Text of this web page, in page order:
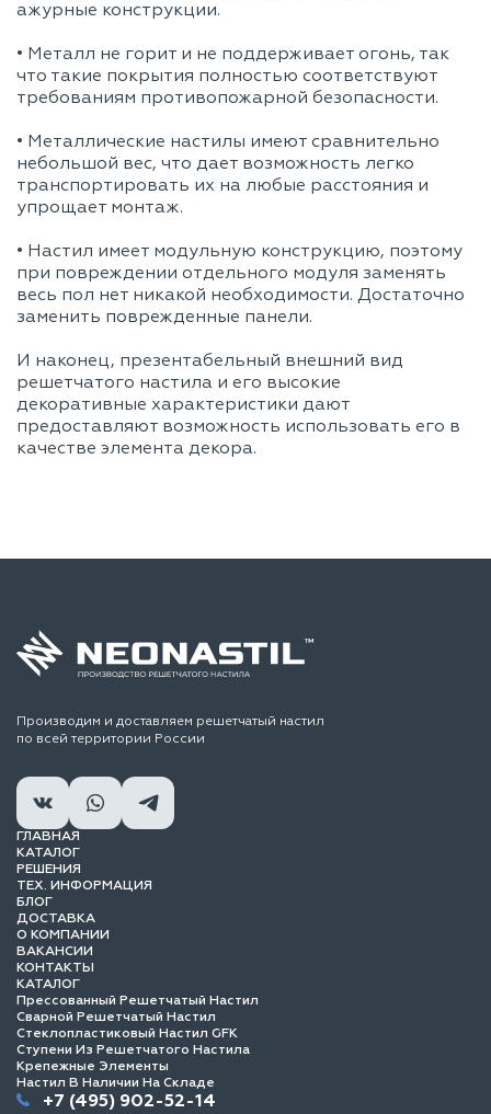
ажурные конструкции.
• Металл не горит и не поддерживает огонь, так
что такие покрытия полностью соответствуют
требованиям противопожарной безопасности.
• Металлические настилы имеют сравнительно
небольшой вес, что дает возможность легко
транспортировать их на любые расстояния и
упрощает монтаж.
• Настил имеет модульную конструкцию, поэтому
при повреждении отдельного модуля заменять
весь пол нет никакой необходимости. Достаточно
заменить поврежденные панели.
И наконец, презентабельный внешний вид
решетчатого настила и его высокие
декоративные характеристики дают
предоставляют возможность использовать его в
качестве элемента декора.
Производим и доставляем решетчатый настил
по всей территории России
ГЛАВНАЯ
КАТАЛОГ
РЕШЕНИЯ
ТЕХ. ИНФОРМАЦИЯ
БЛОГ
ДОСТАВКА
О КОМПАНИИ
ВАКАНСИИ
КОНТАКТЫ
КАТАЛОГ
Прессованный Решетчатый Настил
Сварной Решетчатый Настил
Стеклопластиковый Настил GFK
Ступени Из Решетчатого Настила
Крепежные Элементы
Настил В Наличии На Складе
+7 (495) 902-52-14